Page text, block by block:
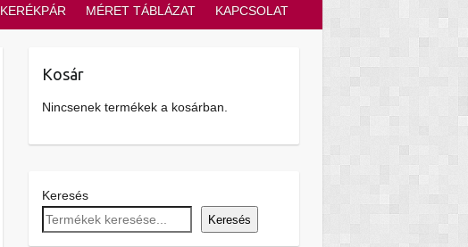
KERÉKPÁR MÉRET TÁBLÁZAT KAPCSOLAT
Kosár
Nincsenek termékek a kosárban.
Keresés
Keresés